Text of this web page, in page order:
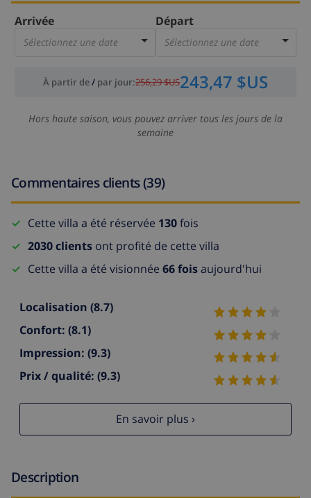
Arrivée
Sélectionnez une date
Départ
Sélectionnez une date
À partir de/ par jour:256,29 $US243,47 $US
Hors haute saison, vous pouvez arriver tous les jours de la
semaine
Commentaires clients (39)
Cette villa a été réservée 130fois
2030 clients ont profité de cette villa
Cette villa a été visionnée 66 foisaujourd'hui
Localisation (8.7)
Confort: (8.1)
Impression: (9.3)
Prix / qualité: (9.3)
En savoir plus ›
Description